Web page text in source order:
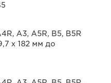
A3, A5R, B5, B5R
x 182 мм до